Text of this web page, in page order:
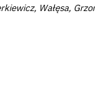
Wałęsa,